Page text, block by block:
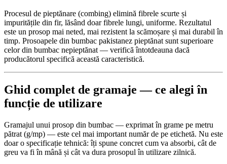
Procesul de pieptănare (combing) elimină fibrele scurte și
impuritățile din fir, lăsând doar fibrele lungi, uniforme. Rezultatul
este un prosop mai neted, mai rezistent la scămoșare și mai durabil în
timp. Prosoapele din bumbac pakistanez pieptănat sunt superioare
celor din bumbac nepieptănat — verifică întotdeauna dacă
producătorul specifică această caracteristică.
Ghid complet de gramaje — ce alegi în
funcție de utilizare
Gramajul unui prosop din bumbac — exprimat în grame pe metru
pătrat (g/mp) — este cel mai important număr de pe etichetă. Nu este
doar o specificație tehnică: îți spune concret cum va absorbi, cât de
greu va fi în mână și cât va dura prosopul în utilizare zilnică.